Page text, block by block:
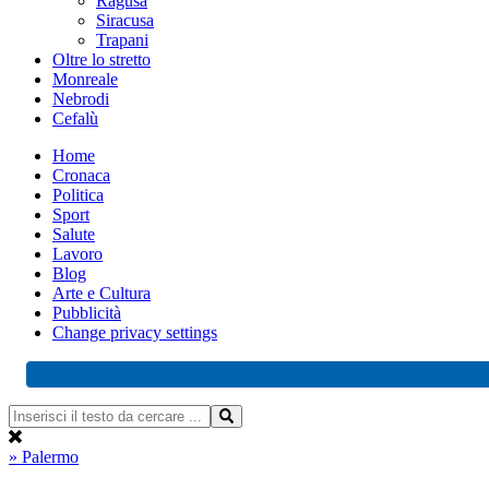
Siracusa
Trapani
Oltre lo stretto
Monreale
Nebrodi
Cefalù
Home
Cronaca
Politica
Sport
Salute
Lavoro
Blog
Arte e Cultura
Pubblicità
Change privacy settings
» Palermo